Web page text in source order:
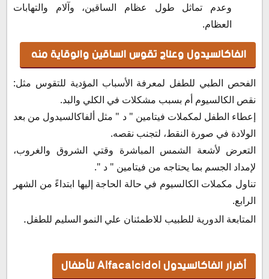
وعدم تماثل طول عظام الساقين، وآلام والتهابات
العظام.
الفاكالسيدول وعلاج تقوس الساقين والوقاية منه
الفحص الطبي للطفل لمعرفة الأسباب المؤدية للتقوس مثل:
نقص الكالسيوم أم بسبب مشكلات في الكلي والبد.
إعطاء الطفل لمكملات فيتامين " د " مثل ألفاكالسيدول من بعد
الولادة في صورة النقط، لتجنب نقصه.
التعرض لأشعة الشمس المباشرة وقتي الشروق والغروب،
لإمداد الجسم بما يحتاجه من فيتامين " د ".
تناول مكملات الكالسيوم في حالة الحاجة إليها ابتداءً من الشهر
الرابع.
المتابعة الدورية للطبيب للاطمئنان علي النمو السليم للطفل.
أضرار الفاكالسيدول Alfacalcidol للأطفال